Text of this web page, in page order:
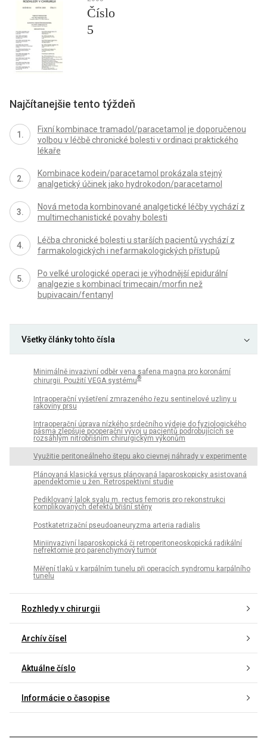
Číslo
5
Najčítanejšie tento týždeň
Fixní kombinace tramadol/paracetamol je doporučenou
volbou v léčbě chronické bolesti v ordinaci praktického
lékaře
Kombinace kodein/paracetamol prokázala stejný
analgetický účinek jako hydrokodon/paracetamol
Nová metoda kombinované analgetické léčby vychází z
multimechanistické povahy bolesti
Léčba chronické bolesti u starších pacientů vychází z
farmakologických i nefarmakologických přístupů
Po velké urologické operaci je výhodnější epidurální
analgezie s kombinací trimecain/morfin než
bupivacain/fentanyl
Všetky články tohto čísla
Minimálně invazivní odběr vena safena magna pro koronární
chirurgii. Použití VEGA systému®
Intraoperační vyšetření zmrazeného řezu sentinelové uzliny u
rakoviny prsu
Intraoperační úprava nízkého srdečního výdeje do fyziologického
pásma zlepšuje pooperační vývoj u pacientů podrobujících se
rozsáhlým nitrobřišním chirurgickým výkonům
Využitie peritoneálneho štepu ako cievnej náhrady v experimente
Plánovaná klasická versus plánovaná laparoskopicky asistovaná
apendektomie u žen. Retrospektivní studie
Pediklovaný lalok svalu m. rectus femoris pro rekonstrukci
komplikovaných defektů břišní stěny
Postkatetrizační pseudoaneuryzma arteria radialis
Miniinvazivní laparoskopická či retroperitoneoskopická radikální
nefrektomie pro parenchymový tumor
Měření tlaků v karpálním tunelu při operacích syndromu karpálního
tunelu
Rozhledy v chirurgii
Archív čísel
Aktuálne číslo
Informácie o časopise